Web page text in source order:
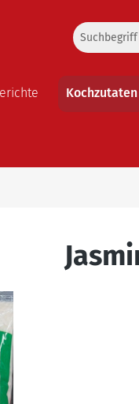
Kochzutaten